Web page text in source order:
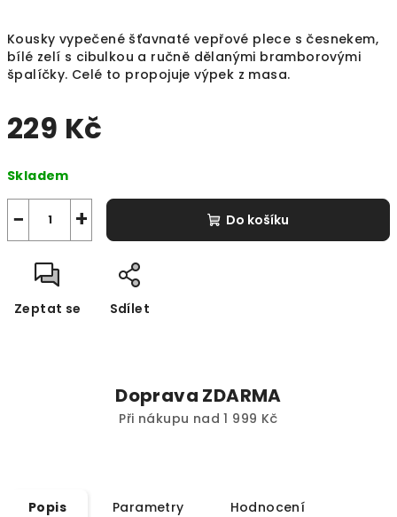
Kousky vypečené šťavnaté vepřové plece s česnekem,
bílé zelí s cibulkou a ručně dělanými bramborovými
špalíčky. Celé to propojuje výpek z masa.
229 Kč
cena:
Skladem
+
− Do košíku
Zeptat se Sdílet
Doprava ZDARMA
Při nákupu nad 1 999 Kč
Popis Parametry Hodnocení